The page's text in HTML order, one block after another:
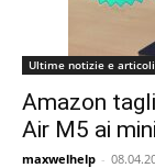
Ultime notizie e articoli
Amazon
Air M5 ai
maxwelhelp -